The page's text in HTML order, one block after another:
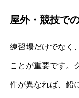
屋外・競技で
練習場だけでなく
ことが重要です。
件が異なれば、鉛